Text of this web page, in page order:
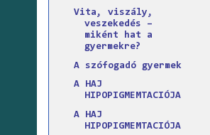
Vita, viszály,
veszekedés –
miként hat a
gyermekre?
A szófogadó gyermek
A HAJ
HIPOPIGMEMTACIÓJA
A HAJ
HIPOPIGMEMTACIÓJA